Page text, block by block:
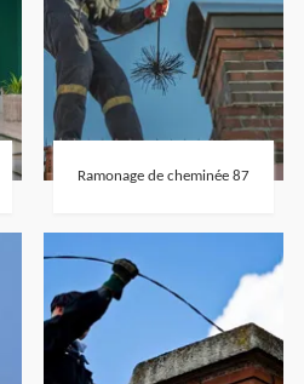
Ramonage de cheminée 87